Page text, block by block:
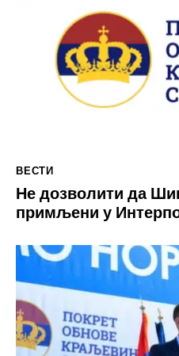
ВЕСТИ
Не дозволити да
примљени у